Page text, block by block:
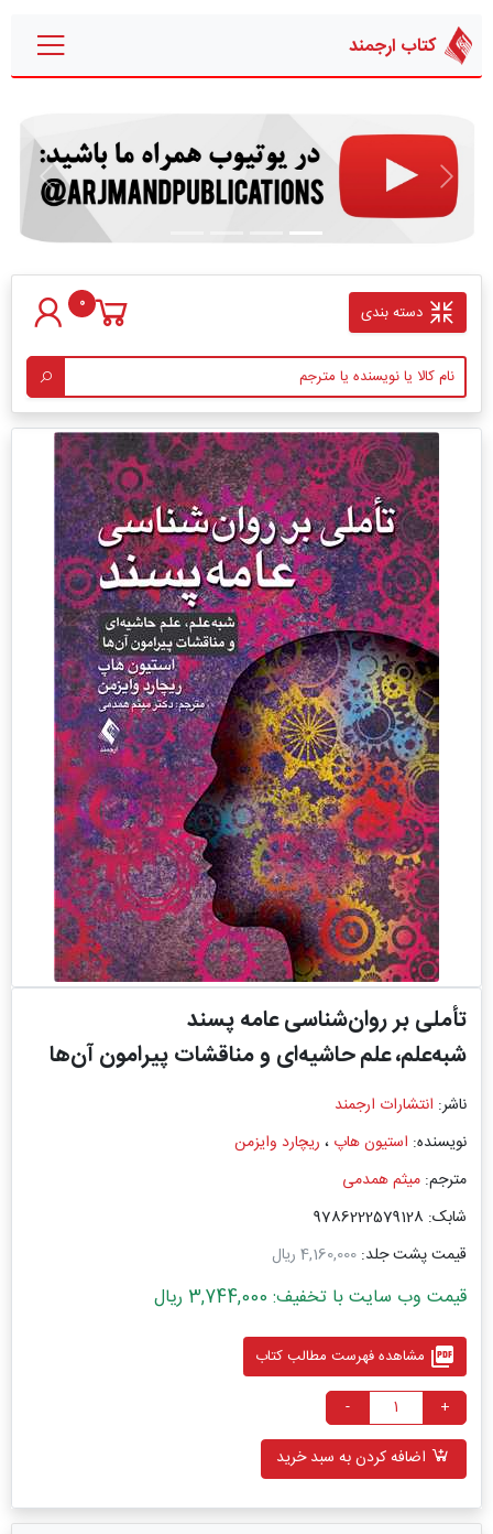
کتاب ارجمند
قبلی بعدی
دسته بندی 0
تأملی بر روان‌شناسی عامه‌ پسند
شبه‌علم، علم حاشیه‌ای و مناقشات پیرامون آن‌ها
ناشر: انتشارات ارجمند
نویسنده: استیون هاپ ، ریچارد وایزمن
مترجم: میثم همدمی
شابک: 9786222579128
قیمت پشت جلد: 4,160,000 ریال
قیمت وب سایت با تخفیف: 3,744,000 ریال
picture_as_pdf مشاهده فهرست مطالب کتاب
+
-
اضافه کردن به سبد خرید